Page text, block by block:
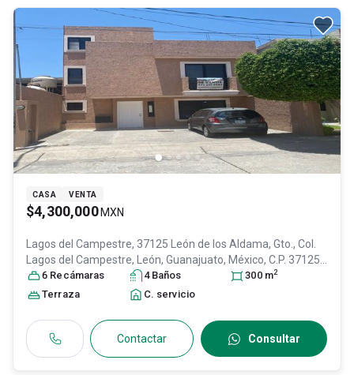
CASA VENTA
$4,300,000 MXN
Lagos del Campestre, 37125 León de los Aldama, Gto., Col.
Lagos del Campestre,
León, Guanajuato, México, C.P. 37125
ID:30821816
6 Recámaras 4 Baños 300 m2
Terraza C. servicio
Contactar Consultar